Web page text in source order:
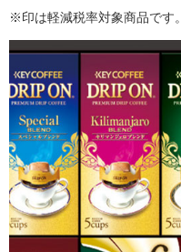
※印は軽減税率対象商品です。